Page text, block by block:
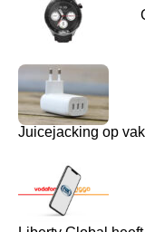
Juicejacking op